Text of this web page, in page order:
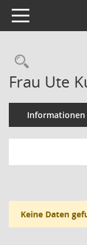
Toggle navigation
Frau Ute
Informationen
Keine Daten